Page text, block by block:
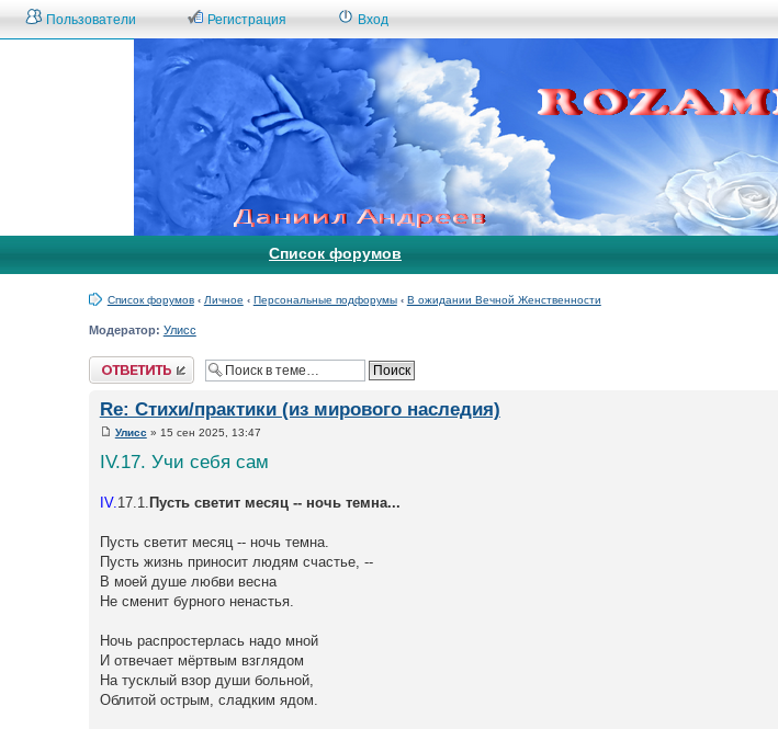
Пользователи Регистрация Вход
Список форумов
Список форумов ‹ Личное ‹ Персональные подфорумы ‹ В ожидании Вечной Женственности
Модератор: Улисс
Ответить
Re: Стихи/практики (из мирового наследия)
Улисс » 15 сен 2025, 13:47
IV.17. Учи себя сам
IV. 17.1. Пусть светит месяц -- ночь темна...
Пусть светит месяц -- ночь темна.
Пусть жизнь приносит людям счастье, --
В моей душе любви весна
Не сменит бурного ненастья.
Ночь распростерлась надо мной
И отвечает мёртвым взглядом
На тусклый взор души больной,
Облитой острым, сладким ядом.